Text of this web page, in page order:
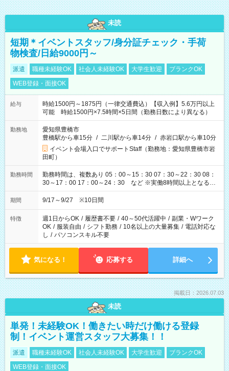
未読
短期＊イベントスタッフ/身分証チェック・手荷
物検査/日給9000円～
派遣 職種未経験OK 社会人未経験OK 大学生歓迎
ブランクOK
WEB登録・面接OK
給与
時給1500円～1875円（一律交通費込）【収入例】5.6万円以上
可能 時給1500円×7.5時間×5日間（勤務日数により異なる）
勤務地
愛知県豊橋市
豊橋駅から車15分 / 二川駅から車14分 / 赤岩口駅から車10分
イベント会場入口でサポートStaff（勤務地：愛知県豊橋市岩
田町）
勤務時間
勤務時間は、複数あり 05：00～15：30 07：30～22：30 08：
30～17：00 17：00～24：30 など ※実働8時間以上となる勤
務もあります。 【休憩】60分+他休憩あり 交替で取得します。
安全面に配慮しこまめな休憩があります。
期間 9/17～9/27 ※10日間
特徴 週1日からOK / 履歴書不要 / 40～50代活躍中 / 副業・Wワーク
OK / 服装自由 / シフト勤務 / 10名以上の大量募集 / 電話対応な
し / パソコンスキル不要
気になる！ 応募する 詳細へ
掲載日：2026.07.03
未読
単発！未経験OK！働きたい時だけ働ける登録
制！イベント運営スタッフ大募集！！
派遣 職種未経験OK 社会人未経験OK 大学生歓迎
ブランクOK
WEB登録・面接OK